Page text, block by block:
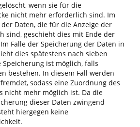
wenn sie für die
nicht mehr erforderlich sind. Im
Daten, die für die Anzeige der
sind, geschieht dies mit Ende der
Falle der Speicherung der Daten in
dies spätestens nach sieben
Speicherung ist möglich, falls
bestehen. In diesem Fall werden
sodass eine Zuordnung des
nicht mehr möglich ist. Da die
dieser Daten zwingend
hiergegen keine